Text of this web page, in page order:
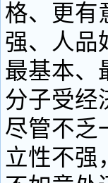
格、更有
强、人品
最基本、
分子受经
尽管不乏
立性不强